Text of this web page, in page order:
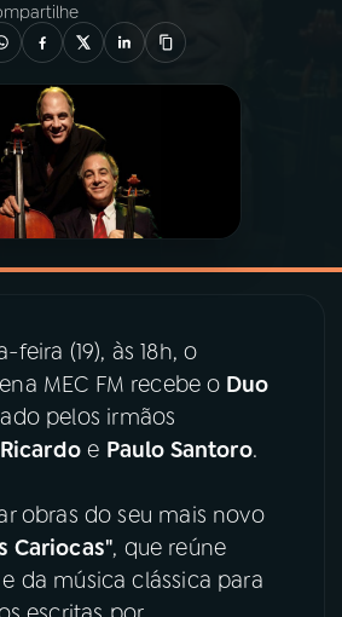
MEC
MEC
feira (19), às 18h, o
MEC FM recebe o Duo
pelos irmãos
Ricardoe Paulo Santoro.
obras do seu mais novo
Cariocas", que reúne
da música clássica para